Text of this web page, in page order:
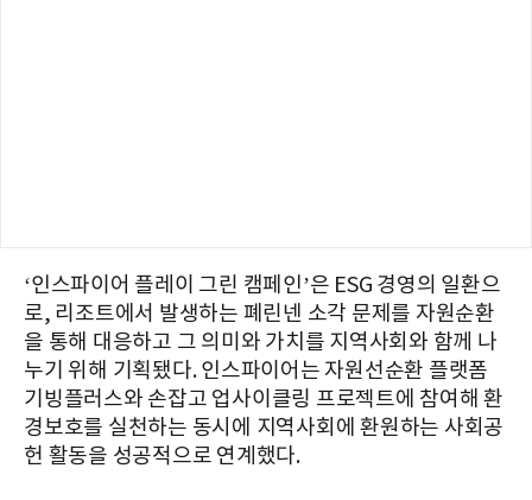
‘인스파이어 플레이 그린 캠페인’은 ESG 경영의 일환으
로, 리조트에서 발생하는 폐린넨 소각 문제를 자원순환
을 통해 대응하고 그 의미와 가치를 지역사회와 함께 나
누기 위해 기획됐다. 인스파이어는 자원선순환 플랫폼
기빙플러스와 손잡고 업사이클링 프로젝트에 참여해 환
경보호를 실천하는 동시에 지역사회에 환원하는 사회공
헌 활동을 성공적으로 연계했다.